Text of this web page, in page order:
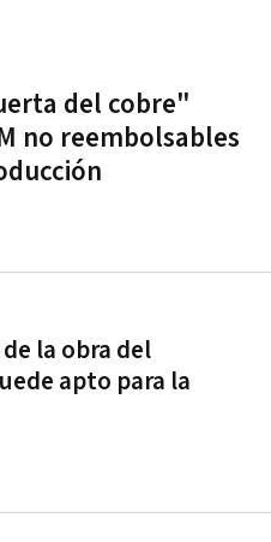
del cobre"
no reembolsables
la obra del
apto para la